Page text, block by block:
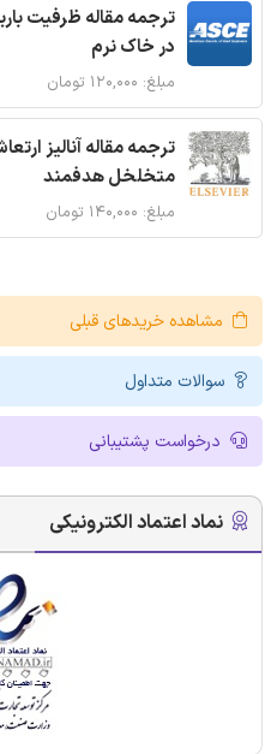
ترجمه مقاله ظرفیت
در خاک نرم
مبلغ: ۱۲۰,۰۰۰ تومان
ترجمه مقاله آنالیز
متخلخل هدفمند
مبلغ: ۱۴۰,۰۰۰ تومان
مشاهده خریدهای قبلی
سوالات متداول
درخواست پشتیبانی
نماد اعتماد الکترونیکی